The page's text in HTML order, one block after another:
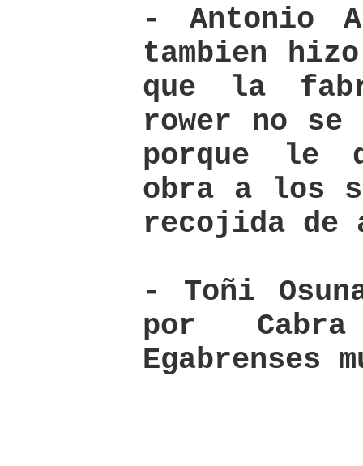
- Antonio
tambien
que la
rower no se
porque le
obra a los
recojida de
- Toñi
por
Egabrenses